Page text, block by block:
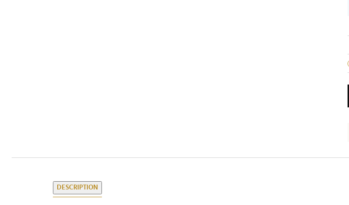
DESCRIPTION